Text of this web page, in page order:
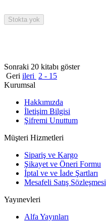
Stokta yok
Sonraki 20 kitabı göster
Geri ileri 2 - 15
Kurumsal
Hakkımızda
İletişim Bilgisi
Şifremi Unuttum
Müşteri Hizmetleri
Sipariş ve Kargo
Şikayet ve Öneri Formu
İptal ve ve İade Şartları
Mesafeli Satış Sözleşmesi
Yayınevleri
Alfa Yayınları